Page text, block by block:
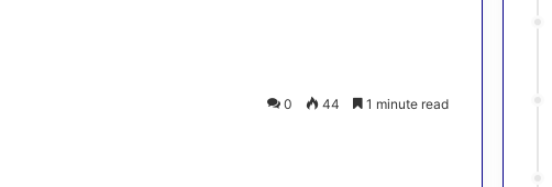
0 44 1 minute read